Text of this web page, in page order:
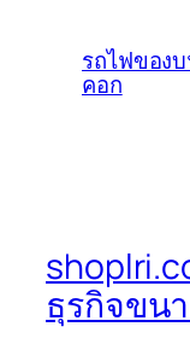
รถไฟของ
คอก
ธุรกิจขน